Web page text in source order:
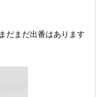
だまだ出番はあります